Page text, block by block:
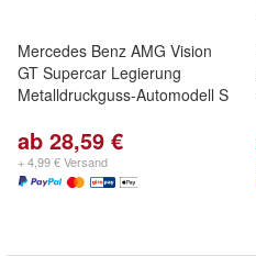
Mercedes Benz AMG Vision
GT Supercar Legierung
Metalldruckguss-Automodell S
ab 28,59 €
+ 4,99 € Versand